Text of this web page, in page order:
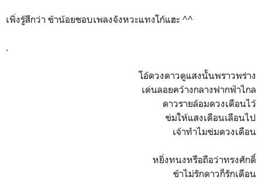
เพิ่งรู้สึกว่า ข้าน้อยชอบเพลงจังหวะแทงโก้แฮะ ^^
.
โอ้ดวงดาวดูแสงนั้นพราวพร่าง
เด่นลอยคว้างกลางฟากฟ้าไกล
ดาวรายล้อมดวงเดือนไว้
ข่มให้แสงเดือนเลือนไป
เจ้าทำไมข่มดวงเดือน
หยิ่งทนงหรือถือว่าทรงศักดิ์
ข้าไม่รักดาวก็รักเดือน